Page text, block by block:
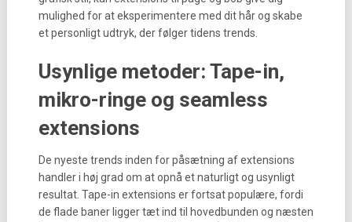
mulighed for at eksperimentere med dit hår og skabe
et personligt udtryk, der følger tidens trends.
Usynlige metoder: Tape-in,
mikro-ringe og seamless
extensions
De nyeste trends inden for påsætning af extensions
handler i høj grad om at opnå et naturligt og usynligt
resultat. Tape-in extensions er fortsat populære, fordi
de flade baner ligger tæt ind til hovedbunden og næsten